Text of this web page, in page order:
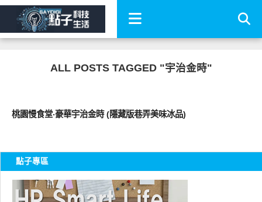
ALL POSTS TAGGED "宇治金時"
桃園慢食堂‧豪華宇治金時 (隱藏版巷弄美味冰品)
點子專區